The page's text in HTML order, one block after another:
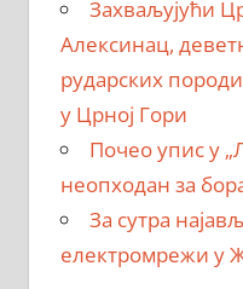
Захваљујући
Алексинац,
рударских
у Црној Гори
Почео упис у
неопходан за
За сутра
електромрежи у